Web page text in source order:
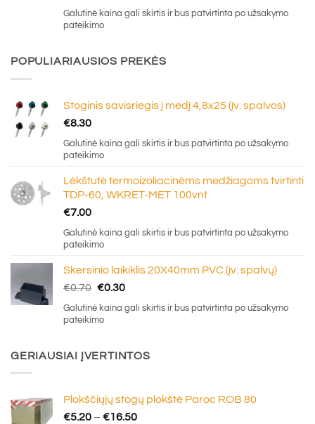
Galutinė kaina gali skirtis ir bus patvirtinta po užsakymo
pateikimo
POPULIARIAUSIOS PREKĖS
Stoginis savisriegis į medį 4,8x25 (įv. spalvos)
€8.30
Galutinė kaina gali skirtis ir bus patvirtinta po užsakymo
pateikimo
Lėkštutė termoizoliacinėms medžiagoms tvirtinti
TDP-60, WKRET-MET 100vnt
€7.00
Galutinė kaina gali skirtis ir bus patvirtinta po užsakymo
pateikimo
Skersinio laikiklis 20X40mm PVC (įv. spalvų)
€0.70 Original
price
was:
€0.30Current
price
is:
Galutinė kaina gali skirtis ir bus patvirtinta po užsakymo
pateikimo
GERIAUSIAI ĮVERTINTOS
Plokščiųjų stogų plokštė Paroc ROB 80
€5.20 – €16.50Price